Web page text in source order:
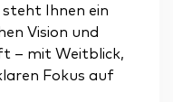
Ihnen ein
Vision und
– mit Weitblick,
Fokus auf